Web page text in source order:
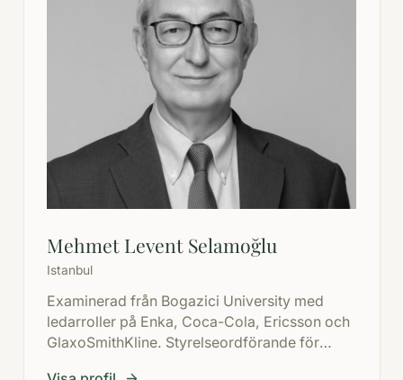
Mehmet Levent Selamoğlu
Istanbul
Examinerad från Bogazici University med
ledarroller på Enka, Coca-Cola, Ericsson och
GlaxoSmithKline. Styrelseordförande för